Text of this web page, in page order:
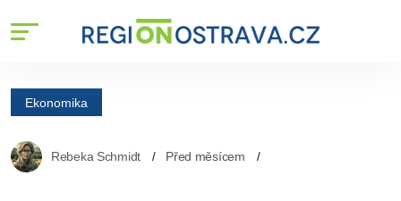
Ekonomika
Rebeka Schmidt Před měsícem